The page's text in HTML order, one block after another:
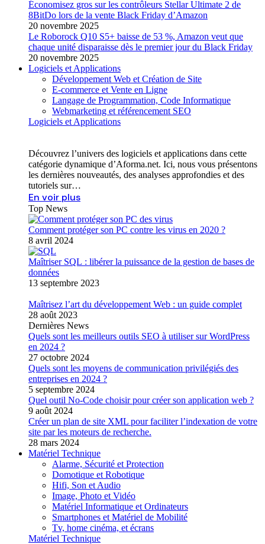
Économisez gros sur les contrôleurs Stellar Ultimate 2 de
8BitDo lors de la vente Black Friday d’Amazon
20 novembre 2025
Le Roborock Q10 S5+ baisse de 53 %, Amazon veut que
chaque unité disparaisse dès le premier jour du Black Friday
20 novembre 2025
Logiciels et Applications
Développement Web et Création de Site
E-commerce et Vente en Ligne
Langage de Programmation, Code Informatique
Webmarketing et référencement SEO
Logiciels et Applications
Découvrez l’univers des logiciels et applications dans cette
catégorie dynamique d’Aforma.net. Ici, nous vous présentons
les dernières nouveautés, des analyses approfondies et des
tutoriels sur…
En voir plus
Top News
Comment protéger son PC contre les virus en 2020 ?
8 avril 2024
Maîtriser SQL : libérer la puissance de la gestion de bases de
données
13 septembre 2023
Maîtrisez l’art du développement Web : un guide complet
28 août 2023
Dernières News
Quels sont les meilleurs outils SEO à utiliser sur WordPress
en 2024 ?
27 octobre 2024
Quels sont les moyens de communication privilégiés des
entreprises en 2024 ?
5 septembre 2024
Quel outil No-Code choisir pour créer son application web ?
9 août 2024
Créer un plan de site XML pour faciliter l’indexation de votre
site par les moteurs de recherche.
28 mars 2024
Matériel Technique
Alarme, Sécurité et Protection
Domotique et Robotique
Hifi, Son et Audio
Image, Photo et Vidéo
Matériel Informatique et Ordinateurs
Smartphones et Matériel de Mobilité
Tv, home cinéma, et écrans
Matériel Technique